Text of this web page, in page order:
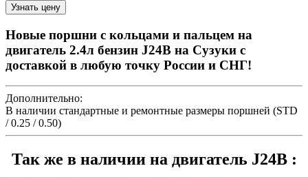
Новые поршни с кольцами и пальцем на
двигатель 2.4л бензин J24B на Сузуки с
доставкой в любую точку России и СНГ!
Дополнительно:
В наличии стандартные и ремонтные размеры поршней (STD
/ 0.25 / 0.50)
Так же в наличии на двигатель J24B :